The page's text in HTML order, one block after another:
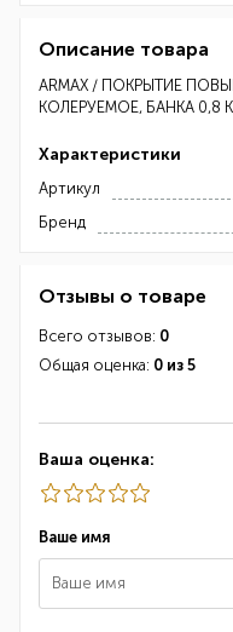
Описание товара
ARMAX / ПОКРЫТИЕ
КОЛЕРУЕМОЕ, БАНКА 0,8
Характеристики
Артикул
Бренд
Отзывы о товаре
Всего отзывов: 0
Общая оценка: 0 из 5
Ваша оценка:
Ваше имя